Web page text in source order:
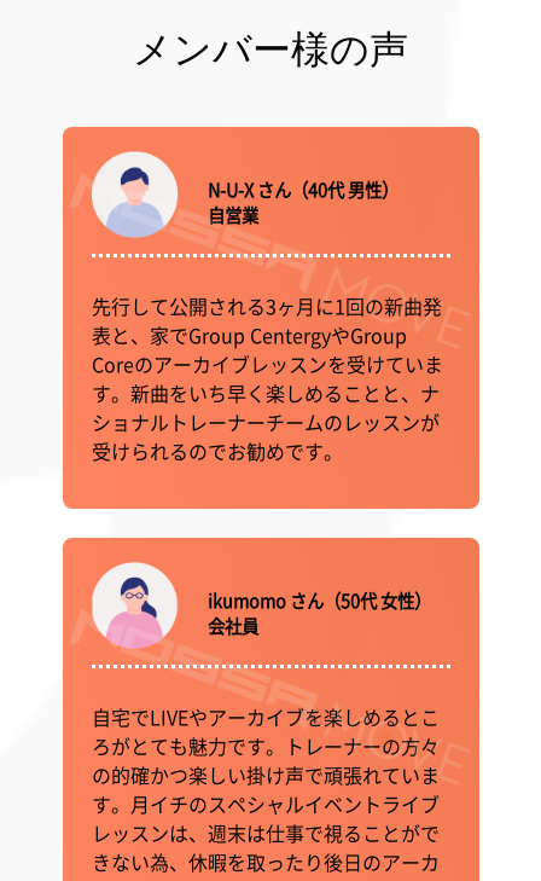
メンバー様の声
N-U-X さん（40代 男性）
自営業
先行して公開される3ヶ月に1回の新曲発
表と、家でGroup CentergyやGroup
Coreのアーカイブレッスンを受けていま
す。新曲をいち早く楽しめることと、ナ
ショナルトレーナーチームのレッスンが
受けられるのでお勧めです。
ikumomo さん（50代 女性）
会社員
自宅でLIVEやアーカイブを楽しめるとこ
ろがとても魅力です。トレーナーの方々
の的確かつ楽しい掛け声で頑張れていま
す。月イチのスペシャルイベントライブ
レッスンは、週末は仕事で視ることがで
きない為、休暇を取ったり後日のアーカ